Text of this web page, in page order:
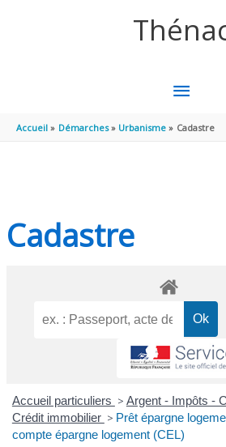
MENU
Accueil Démarches Urbanisme Cadastre
Cadastre
Accueil particuliers > Argent - Impôts -
Crédit immobilier > Prêt épargne
compte épargne logement (CEL)